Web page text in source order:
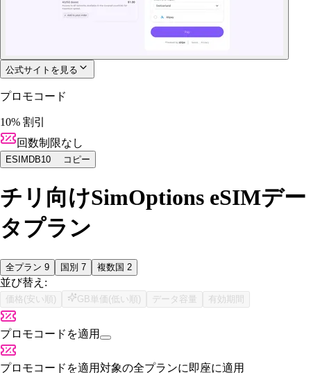
公式サイトを見る
プロモコード
10% 割引
回数制限なし
ESIMDB10 コピー
チリ向けSimOptions eSIMデー
タプラン
全プラン 9 国別 7 複数国 2
並び替え:
価格(安い順) GB単価(低い順) データ容量 有効期間
プロモコードを適用
プロモコードを適用対象の全プランに即座に適用